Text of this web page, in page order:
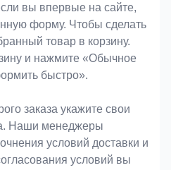
вы впервые на сайте,
форму. Чтобы сделать
товар в корзину.
и нажмите «Обычное
быстро».
заказа укажите свои
Наши менеджеры
условий доставки и
условий вы